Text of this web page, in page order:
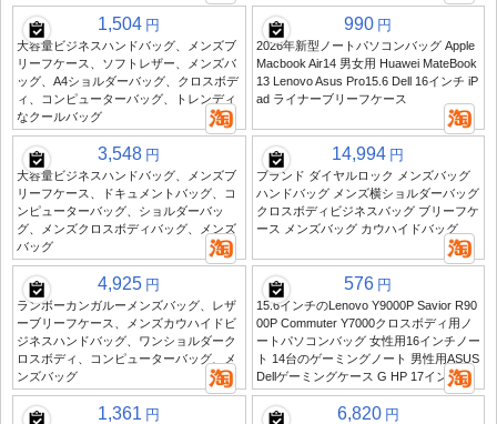
1,504 円
大容量ビジネスハンドバッグ、メンズブ
リーフケース、ソフトレザー、メンズバ
ッグ、A4ショルダーバッグ、クロスボデ
ィ、コンピューターバッグ、トレンディ
なクールバッグ
990 円
2026年新型ノートパソコンバッグ Apple
Macbook Air14 男女用 Huawei MateBook
13 Lenovo Asus Pro15.6 Dell 16インチ iP
ad ライナーブリーフケース
3,548 円
大容量ビジネスハンドバッグ、メンズブ
リーフケース、ドキュメントバッグ、コ
ンピューターバッグ、ショルダーバッ
グ、メンズクロスボディバッグ、メンズ
バッグ
14,994 円
ブランド ダイヤルロック メンズバッグ
ハンドバッグ メンズ横ショルダーバッグ
クロスボディビジネスバッグ ブリーフケ
ース メンズバッグ カウハイドバッグ
4,925 円
ランボーカンガルーメンズバッグ、レザ
ーブリーフケース、メンズカウハイドビ
ジネスハンドバッグ、ワンショルダーク
ロスボディ、コンピューターバッグ、メ
ンズバッグ
576 円
15.6インチのLenovo Y9000P Savior R90
00P Commuter Y7000クロスボディ用ノ
ートパソコンバッグ 女性用16インチノー
ト 14台のゲーミングノート 男性用ASUS
Dellゲーミングケース G HP 17インチ
1,361 円 6,820 円